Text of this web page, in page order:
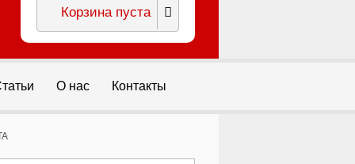
Корзина пуста
О нас Контакты